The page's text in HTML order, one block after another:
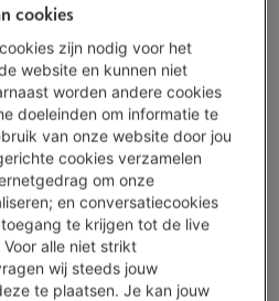
dagelijks gebruik zonder vaak
voor meer luistercomfort in
met aanraakbediening voor
cookies
zijn nodig voor het
website en kunnen niet
worden andere cookies
doeleinden om informatie te
van onze website door jou
cookies verzamelen
om onze
en conversatiecookies
te krijgen tot de live
alle niet strikt
wij steeds jouw
te plaatsen. Je kan jouw